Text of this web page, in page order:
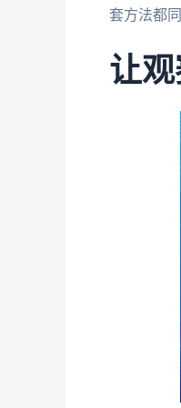
套方法都
让